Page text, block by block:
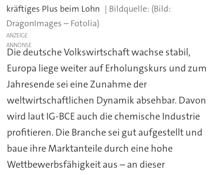
kräftiges Plus beim Lohn
(Bild:
DragonImages – Fotolia)
ANZEIGE
Die deutsche Volkswirtschaft wachse stabil,
Europa liege weiter auf Erholungskurs und zum
Jahresende sei eine Zunahme der
weltwirtschaftlichen Dynamik absehbar. Davon
wird laut IG-BCE auch die chemische Industrie
profitieren. Die Branche sei gut aufgestellt und
baue ihre Marktanteile durch eine hohe
Wettbewerbsfähigkeit aus – an dieser